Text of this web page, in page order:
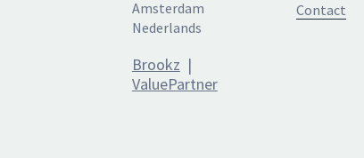
Amsterdam
Nederlands
Brookz |
ValuePartner
Contact